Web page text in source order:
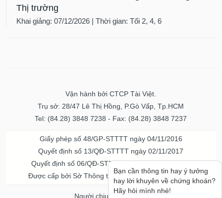
Thị trường
Khai giảng: 07/12/2026 | Thời gian: Tối 2, 4, 6
Vận hành bởi CTCP Tài Việt.
Trụ sở: 28/47 Lê Thị Hồng, P.Gò Vấp, Tp.HCM
Tel: (84.28) 3848 7238 - Fax: (84.28) 3848 7237
Giấy phép số 48/GP-STTTT ngày 04/11/2016
Quyết định số 13/QĐ-STTTT ngày 02/11/2017
Quyết định số 06/QĐ-STTTT-ICP ngày 20/07/2023
Được cấp bởi Sở Thông tin và Truyền thông TPHCM
Người chịu trách nhiệm
Bạn cần thông tin hay ý tưởng
hay lời khuyên về chứng khoán?
Hãy hỏi mình nhé!